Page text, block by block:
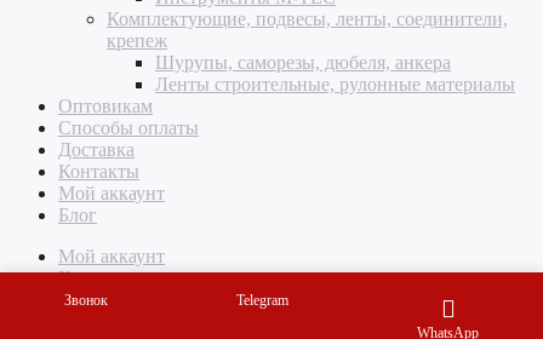
Звонок
Telegram
WhatsApp
Комплектующие, подвесы, ленты, соединители,
крепеж
Шурупы, саморезы, дюбеля, анкера
Ленты строительные, рулонные материалы
Оптовикам
Способы оплаты
Доставка
Контакты
Мой аккаунт
Блог
Мой аккаунт
Корзина